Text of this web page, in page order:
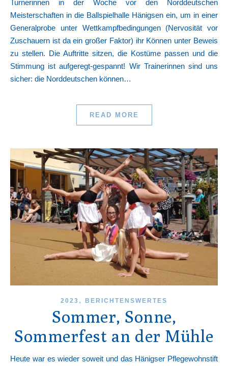
Turnerinnen in der Woche vor den Norddeutschen
Meisterschaften in die Ballspielhalle Hänigsen ein, um in einer
Generalprobe unter Wettkampfbedingungen (Nervosität vor
Zuschauern ist da ein großer Faktor) ihr Können unter Beweis
zu stellen. Die Auftritte sitzen, die Kostüme passen und die
Stimmung ist aufgeregt-gespannt! Wir Trainerinnen sind uns
sicher: die Norddeutschen können…
READ MORE
2023 , BERICHTENSWERTES
Sommer, Sonne,
Sommerfest an der Mühle
Heute war es wieder soweit und das Hänigser Pflegewohnstift